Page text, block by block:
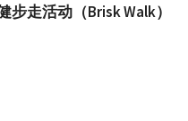
走活动（Brisk Walk）